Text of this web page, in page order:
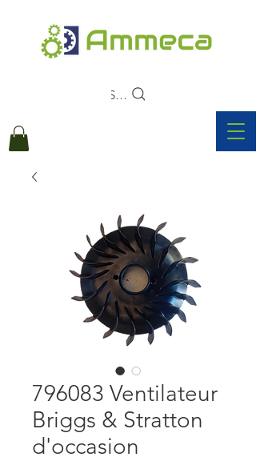
Search
796083 Ventilateur
Briggs & Stratton
d'occasion